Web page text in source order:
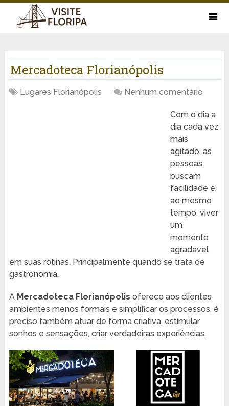
Mercadoteca Florianópolis
Lugares Florianópolis Nenhum comentário
Com o dia a
dia cada vez
mais
agitado, as
pessoas
buscam
facilidade e,
ao mesmo
tempo, viver
um
momento
agradável
em suas rotinas. Principalmente quando se trata de
gastronomia.
A Mercadoteca Florianópolis oferece aos clientes
ambientes menos formais e simplificar os processos, é
preciso também atuar de forma criativa, estimular
sonhos e sensações, criar verdadeiras experiências.